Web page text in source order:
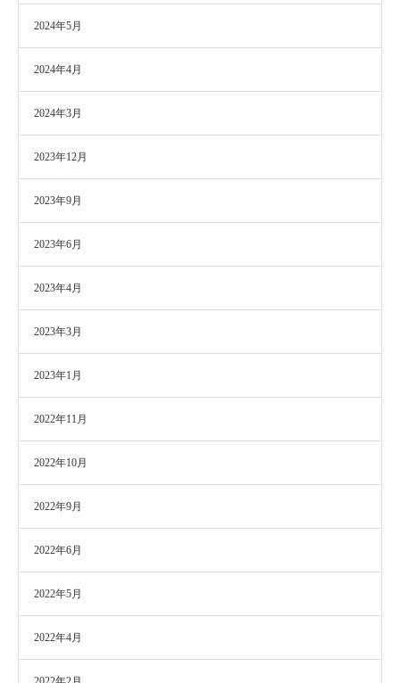
2024年5月
2024年4月
2024年3月
2023年12月
2023年9月
2023年6月
2023年4月
2023年3月
2023年1月
2022年11月
2022年10月
2022年9月
2022年6月
2022年5月
2022年4月